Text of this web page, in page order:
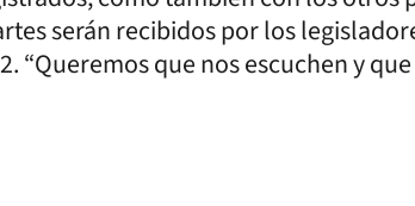
serán recibidos por los
“Queremos que nos escuchen y